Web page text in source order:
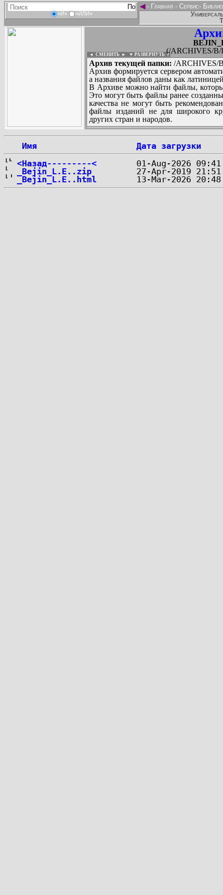
«И» «ИЛИ»
◄- Главная - Сервис-
(/ARCHIVES/B/
◄ СМЕНИТЬ ► ▼ РАЗВЕРНУТЬ ▼
Архив текущей папки: /ARCHIVES/
Архив формируется сервером
а названия файлов даны как
В Архиве можно найти файлы,
Это могут быть файлы ранее
качества не могут быть
файлы изданий не для широкого
других стран и народов.
Имя
Дата загрузки
<Назад---------<
_Bejin_L.E..zip
_Bejin_L.E..html